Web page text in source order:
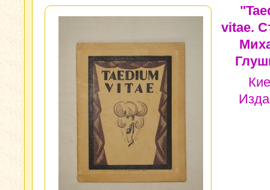
vitae.